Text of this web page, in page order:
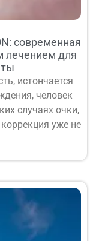
современная
лечением для
истончается
человек
случаях очки,
уже не